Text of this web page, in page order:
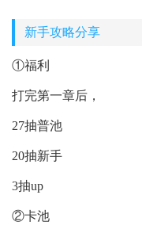
新手攻略分享
①福利
打完第一章后，
27抽普池
20抽新手
3抽up
②卡池